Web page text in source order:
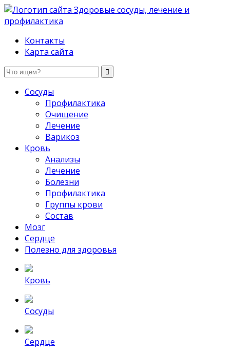
Здоровые сосуды, лечение и профилактика
Контакты
Карта сайта
Сосуды
Профилактика
Очищение
Лечение
Варикоз
Кровь
Анализы
Лечение
Болезни
Профилактика
Группы крови
Состав
Мозг
Сердце
Полезно для здоровья
Кровь
Сосуды
Сердце